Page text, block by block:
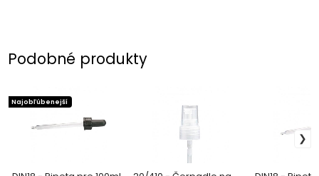
Podobné produkty
Najobľúbenejší